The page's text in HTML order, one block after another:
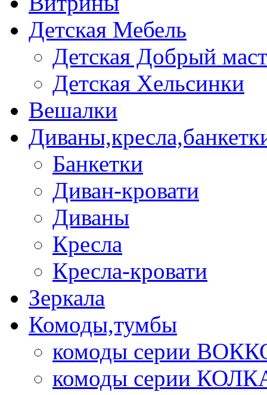
Детская Мебель
Детская Добрый
Детская Хельсинки
Вешалки
Банкетки
Диван-кровати
Диваны
Кресла
Кресла-кровати
Зеркала
Комоды,тумбы
комоды серии
комоды серии